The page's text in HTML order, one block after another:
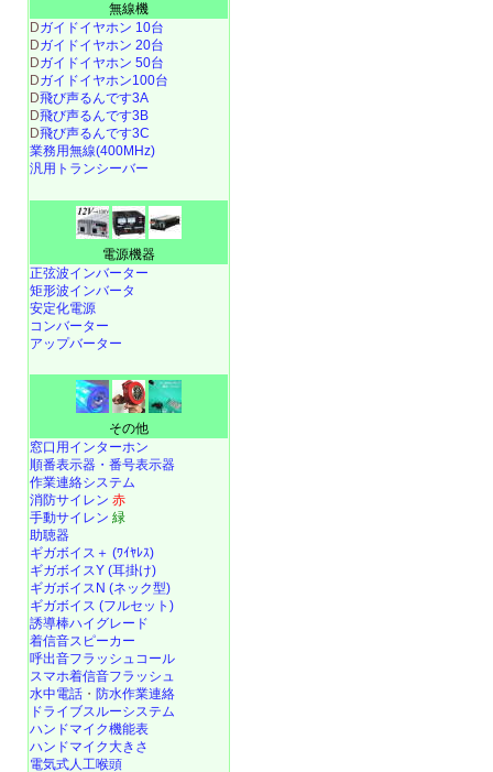
無線機
Dガイドイヤホン 10台
Dガイドイヤホン 20台
Dガイドイヤホン 50台
Dガイドイヤホン100台
D飛び声るんです3A
D飛び声るんです3B
D飛び声るんです3C
業務用無線(400MHz)
汎用トランシーバー
電源機器
正弦波インバーター
矩形波インバータ
安定化電源
コンバーター
アップバーター
その他
窓口用インターホン
順番表示器・番号表示器
作業連絡システム
消防サイレン 赤
手動サイレン 緑
助聴器
ギガボイス＋ (ﾜｲﾔﾚｽ)
ギガボイスY (耳掛け)
ギガボイスN (ネック型)
ギガボイス (フルセット)
誘導棒ハイグレード
着信音スピーカー
呼出音フラッシュコール
スマホ着信音フラッシュ
水中電話 ・ 防水作業連絡
ドライブスルーシステム
ハンドマイク機能表
ハンドマイク大きさ
電気式人工喉頭